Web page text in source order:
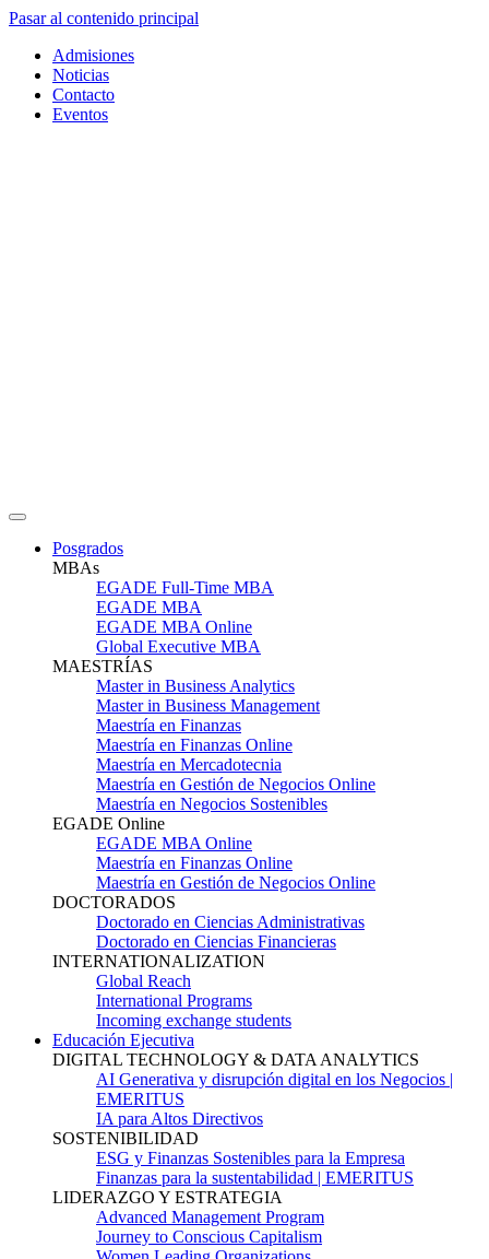
Pasar al contenido principal
Admisiones
Noticias
Contacto
Eventos
Posgrados
MBAs
EGADE Full-Time MBA
EGADE MBA
EGADE MBA Online
Global Executive MBA
MAESTRÍAS
Master in Business Analytics
Master in Business Management
Maestría en Finanzas
Maestría en Finanzas Online
Maestría en Mercadotecnia
Maestría en Gestión de Negocios Online
Maestría en Negocios Sostenibles
EGADE Online
EGADE MBA Online
Maestría en Finanzas Online
Maestría en Gestión de Negocios Online
DOCTORADOS
Doctorado en Ciencias Administrativas
Doctorado en Ciencias Financieras
INTERNATIONALIZATION
Global Reach
International Programs
Incoming exchange students
Educación Ejecutiva
DIGITAL TECHNOLOGY & DATA ANALYTICS
AI Generativa y disrupción digital en los Negocios |
EMERITUS
IA para Altos Directivos
SOSTENIBILIDAD
ESG y Finanzas Sostenibles para la Empresa
Finanzas para la sustentabilidad | EMERITUS
LIDERAZGO Y ESTRATEGIA
Advanced Management Program
Journey to Conscious Capitalism